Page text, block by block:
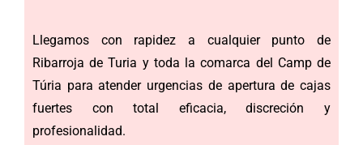
Llegamos con rapidez a cualquier punto de
Ribarroja de Turia y toda la comarca del Camp de
Túria para atender urgencias de apertura de cajas
fuertes con total eficacia, discreción y
profesionalidad.